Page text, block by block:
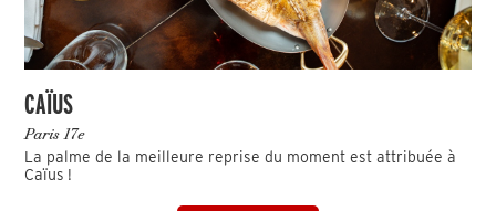
CAÏUS
Paris 17e
La palme de la meilleure reprise du moment est attribuée à
Caïus !